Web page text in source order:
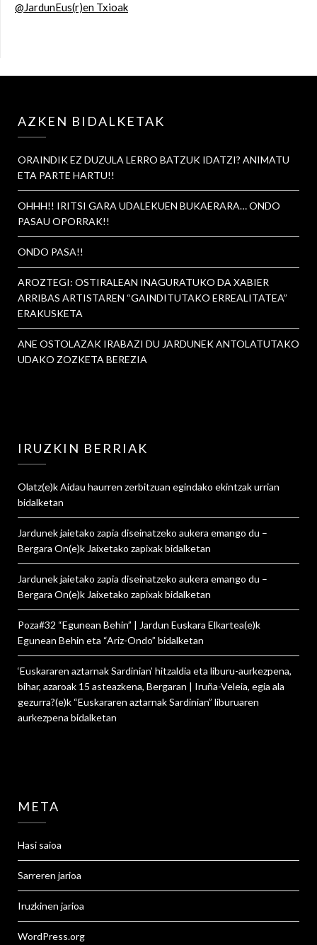
@JardunEus(r)en Txioak
AZKEN BIDALKETAK
ORAINDIK EZ DUZULA LERRO BATZUK IDATZI? ANIMATU
ETA PARTE HARTU!!
OHHH!! IRITSI GARA UDALEKUEN BUKAERARA… ONDO
PASAU OPORRAK!!
ONDO PASA!!
AROZTEGI: OSTIRALEAN INAGURATUKO DA XABIER
ARRIBAS ARTISTAREN “GAINDITUTAKO ERREALITATEA”
ERAKUSKETA
ANE OSTOLAZAK IRABAZI DU JARDUNEK ANTOLATUTAKO
UDAKO ZOZKETA BEREZIA
IRUZKIN BERRIAK
Olatz(e)kAidau haurren zerbitzuan egindako ekintzak urrian
bidalketan
Jardunek jaietako zapia diseinatzeko aukera emango du –
Bergara On(e)k Jaixetako zapixakbidalketan
Jardunek jaietako zapia diseinatzeko aukera emango du –
Bergara On(e)k Jaixetako zapixakbidalketan
Poza#32 “Egunean Behin” | Jardun Euskara Elkartea(e)k
Egunean Behin eta “Ariz-Ondo” bidalketan
‘Euskararen aztarnak Sardinian’ hitzaldia eta liburu-aurkezpena,
bihar, azaroak 15 asteazkena, Bergaran | Iruña-Veleia, egia ala
gezurra?(e)k “Euskararen aztarnak Sardinian” liburuaren
aurkezpena bidalketan
META
Hasi saioa
Sarreren jarioa
Iruzkinen jarioa
WordPress.org